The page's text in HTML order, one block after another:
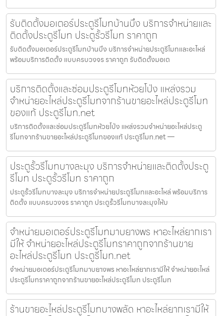
รับติดตั้งมอเตอร์ประตูรีโมทบ้านบึง บริการจำหน่ายและ
ติดตั้งประตูรีโมท ประตูรั้วรีโมท ราคาถูก
รับติดตั้งมอเตอร์ประตูรีโมทบ้านบึง บริการจำหน่ายประตูรีโมทและอะไหล่
พร้อมบริการติดตั้ง แบบครบวงจร ราคาถูก รับติดตั้งมอเต
บริการติดตั้งและซ่อมประตูรีโมทห้วยโป่ง แหล่งรวม
จำหน่ายอะไหล่ประตูรีโมทจากร้านขายอะไหล่ประตูรีโมท
ของแท้ ประตูรีโมท.net
บริการติดตั้งและซ่อมประตูรีโมทห้วยโป่ง แหล่งรวมจำหน่ายอะไหล่ประตู
รีโมทจากร้านขายอะไหล่ประตูรีโมทของแท้ ประตูรีโมท.net —
ประตูรั้วรีโมทบางละมุง บริการจำหน่ายและติดตั้งประตู
รีโมท ประตูรั้วรีโมท ราคาถูก
ประตูรั้วรีโมทบางละมุง บริการจำหน่ายประตูรีโมทและอะไหล่ พร้อมบริการ
ติดตั้ง แบบครบวงจร ราคาถูก ประตูรั้วรีโมทบางละมุงให้บ
จำหน่ายมอเตอร์ประตูรีโมทมาบยางพร หาอะไหล่ยากเรา
มีให้ จำหน่ายอะไหล่ประตูรีโมทราคาถูกจากร้านขาย
อะไหล่ประตูรีโมท ประตูรีโมท.net
จำหน่ายมอเตอร์ประตูรีโมทมาบยางพร หาอะไหล่ยากเรามีให้ จำหน่ายอะไหล่
ประตูรีโมทราคาถูกจากร้านขายอะไหล่ประตูรีโมท ประตูรีโมท
ร้านขายอะไหล่ประตูรีโมทบางพลัด หาอะไหล่ยากเรามีให้